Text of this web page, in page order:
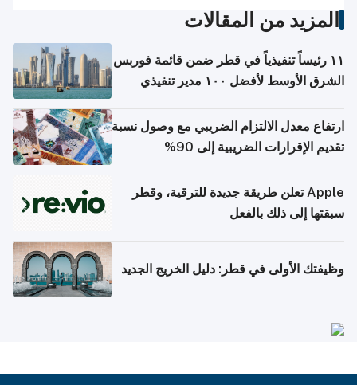
المزيد من المقالات
١١ رئيساً تنفيذياً في قطر ضمن قائمة فوربس
الشرق الأوسط لأفضل ١٠٠ مدير تنفيذي
ارتفاع معدل الالتزام الضريبي مع وصول نسبة
تقديم الإقرارات الضريبية إلى 90%
Apple تعلن طريقة جديدة للترقية، وقطر
سبقتها إلى ذلك بالفعل
وظيفتك الأولى في قطر: دليل الخريج الجديد